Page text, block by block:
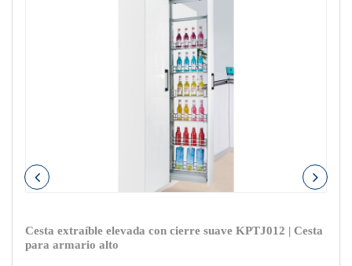
Cesta extraíble elevada con cierre suave KPTJ012 | Cesta
para armario alto